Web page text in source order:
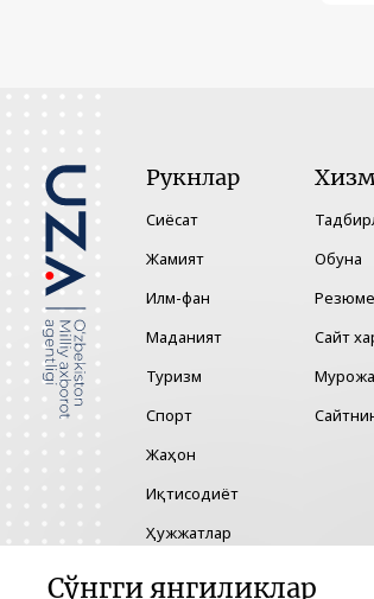
Сўнгги янгиликлар
Рукнлар
Сиёсат
Жамият
Илм-фан
Маданият
Туризм
Спорт
Жаҳон
Иқтисодиёт
Ҳужжатлар
Обуна
Сайт